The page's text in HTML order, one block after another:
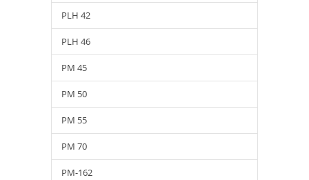
PLH 42
PLH 46
PM 45
PM 50
PM 55
PM 70
PM-162